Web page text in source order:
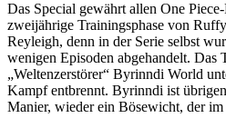
Das Special gewährt allen One
zweijährige Trainingsphase von
Reyleigh, denn in der Serie selbst
wenigen Episoden abgehandelt.
„Weltenzerstörer“ Byrinndi World
Kampf entbrennt. Byrinndi ist
Manier, wieder ein Bösewicht, der